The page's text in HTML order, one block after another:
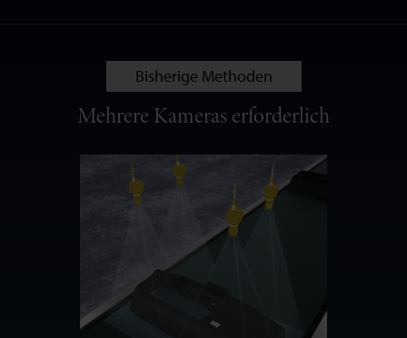
Bisherige Methoden
Mehrere Kameras erforderlich